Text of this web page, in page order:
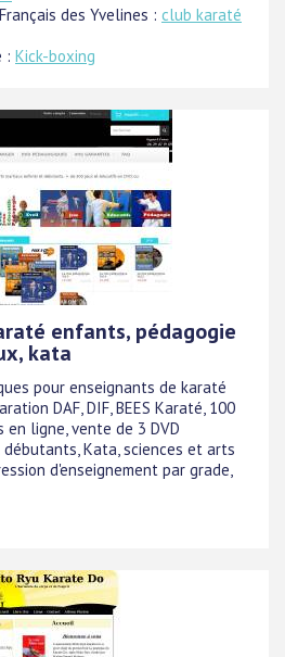
des Yvelines : club karaté
: Kick-boxing
enfants, pédagogie
kata
pour enseignants de karaté
DAF, DIF, BEES Karaté, 100
ligne, vente de 3 DVD
Kata, sciences et arts
d'enseignement par grade,